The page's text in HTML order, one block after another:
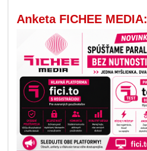
Anketa FICHEE MEDIA: